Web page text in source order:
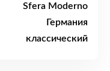
Sfera Moderno
Германия
классический